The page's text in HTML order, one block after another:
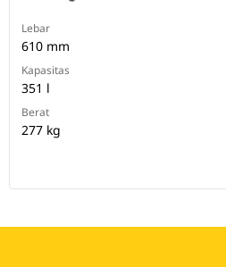
Lebar
610 mm
Kapasitas
351 l
Berat
277 kg